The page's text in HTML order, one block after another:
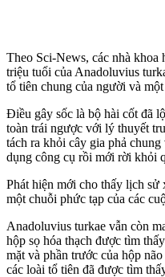
Theo Sci-News, các nhà
triệu tuổi của Anadoluvius
tổ tiên chung của người và
Điều gây sốc là bộ hài cốt đã
toàn trái ngược với lý thuyết
tách ra khỏi cây gia phả
dụng công cụ rồi mới rời khỏi
Phát hiện mới cho thấy lịch sử
một chuỗi phức tạp của các
Anadoluvius turkae vẫn còn
hộp sọ hóa thạch được tìm
mặt và phần trước của hộp
các loài tổ tiên đã được tìm